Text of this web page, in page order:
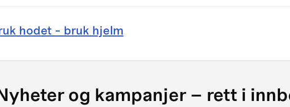
hodet - bruk hjelm
og kampanjer – rett i